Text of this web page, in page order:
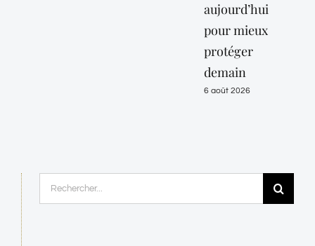
aujourd’hui
pour mieux
protéger
demain
6 août 2026